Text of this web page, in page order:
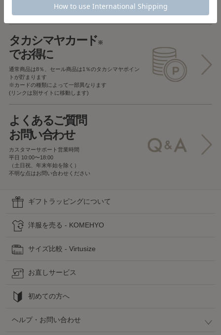
返品することが可能です
タカシマヤカード※
でお得に
通常商品は8％、セール商品は1％のタカシマヤポイン
トが貯まります
※カードの種類によって一部異なります
(リンクは別サイトに移動します)
よくあるご質問
お問い合わせ
カスタマーサポート営業時間
平日 10:00〜18:00
（土日祝、年末年始を除く）
不明な点はお問い合わせください
ギフトラッピングについて
洋服を売る - KOMEHYO
サイズ比較 - Virtusize
お直しサービス
初めての方へ
ヘルプ・お問い合わせ